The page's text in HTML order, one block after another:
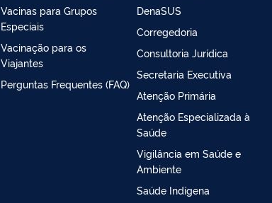
Vacinas para Grupos
Especiais
Vacinação para os
Viajantes
Perguntas Frequentes (FAQ)
DenaSUS
Corregedoria
Consultoria Jurídica
Secretaria Executiva
Atenção Primária
Atenção Especializada à
Saúde
Vigilância em Saúde e
Ambiente
Saúde Indígena